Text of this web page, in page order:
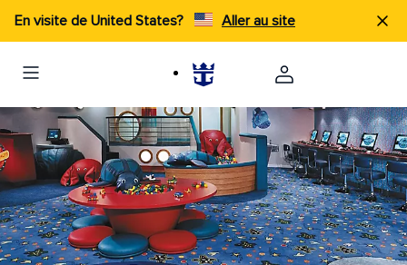
En visite de United States? Aller au site